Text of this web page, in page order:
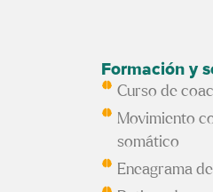
Formación y
Curso de
Movimiento
somático
Eneagrama